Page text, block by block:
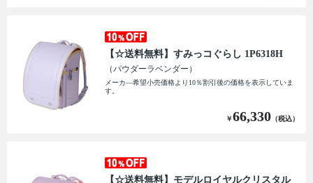
【☆送料無料】すみっコぐらし 1P6318H
（パウダーラベンダー）
メーカ―希望小売価格より10％割引後の価格を表示していま
す。
￥66,330 （税込）
【☆送料無料】モデルロイヤルクリスタル